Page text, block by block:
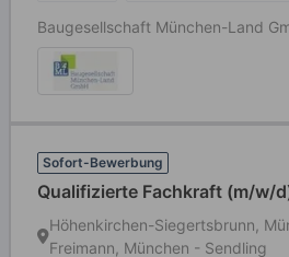
Baugesellschaft München-Land
Sofort-Bewerbung
Qualifizierte Fachkraft (m/w/
Höhenkirchen-Siegertsbrunn,
Freimann, München - Sendling